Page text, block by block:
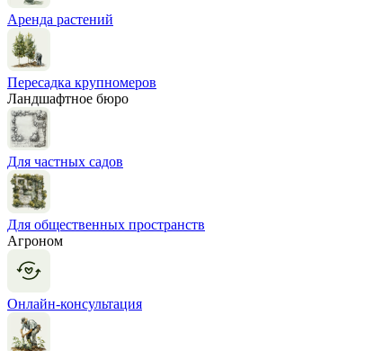
Аренда растений
Пересадка крупномеров
Ландшафтное бюро
Для частных садов
Для общественных пространств
Агроном
Онлайн-консультация